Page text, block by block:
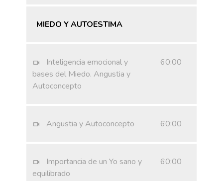
MIEDO Y AUTOESTIMA
Inteligencia emocional y
bases del Miedo. Angustia y
Autoconcepto
60:00
Angustia y Autoconcepto 60:00
Importancia de un Yo sano y
equilibrado
60:00